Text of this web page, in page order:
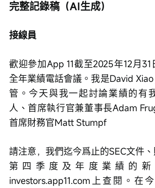
完整記錄稿（AI生成）
接線員
歡迎參加App 11截至2025年12月
全年業績電話會議。我是David
管。今天與我一起討論業績的有
人、首席執行官兼董事長Adam
首席財務官Matt Stumpf
請注意，我們迄今爲止的SEC文件
第四季度及年度業績的
investors.app11.com上查閱。在